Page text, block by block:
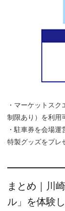
・マーケットス
制限あり）を利用
・駐車券を会場
特製グッズをプレ
まとめ｜川
ル」を体験